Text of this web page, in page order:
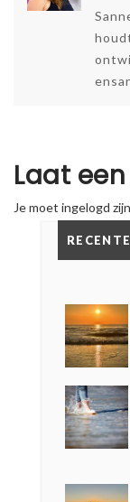
Laat
Je moet ingelogd